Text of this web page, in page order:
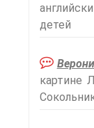
детей
картине